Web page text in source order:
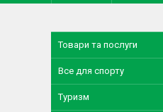
Товари та послуги
Все для спорту
Туризм